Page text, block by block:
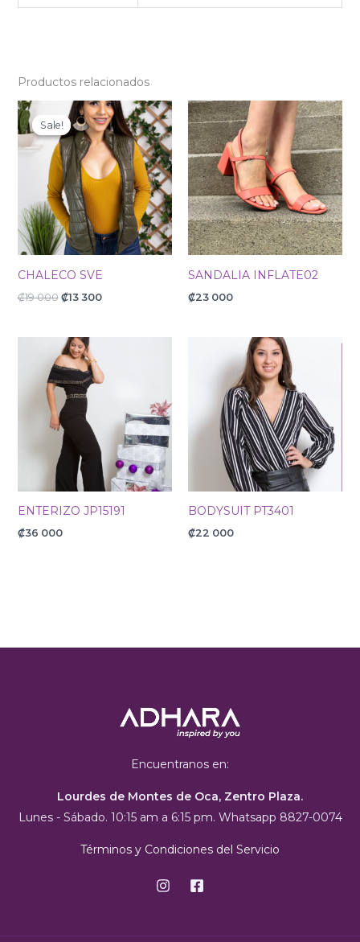
Productos relacionados
Sale!
Sale!
CHALECO SVE
₡19 000
Original
price
was:
₡19
000.
₡13 300
Current
price
is:
₡13
300.
SANDALIA INFLATE02
₡23 000
ENTERIZO JP15191
₡36 000
BODYSUIT PT3401
₡22 000
Encuentranos en:
Lourdes de Montes de Oca, Zentro Plaza.
Lunes - Sábado. 10:15 am a 6:15 pm. Whatsapp 8827-0074
Términos y Condiciones del Servicio